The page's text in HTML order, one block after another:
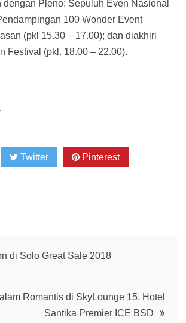
Pleno: Sepuluh Even Nasional
100 Wonder Event
(pkl 15.30 – 17.00); dan diakhiri
Festival (pkl. 18.00 – 22.00).
Twitter Pinterest
di Solo Great Sale 2018
Romantis di SkyLounge 15, Hotel
Santika Premier ICE BSD